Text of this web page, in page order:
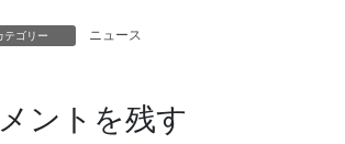
テゴリー ニュース
ントを残す